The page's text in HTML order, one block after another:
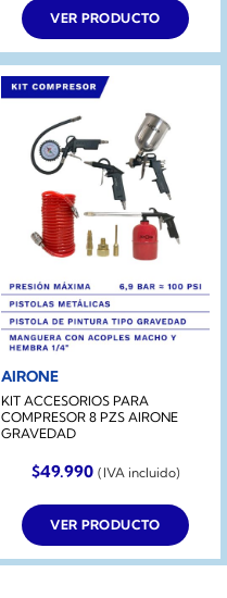
VER PRODUCTO
AIRONE
KIT ACCESORIOS PARA
COMPRESOR 8 PZS AIRONE
GRAVEDAD
$49.990 (IVA incluido)
VER PRODUCTO